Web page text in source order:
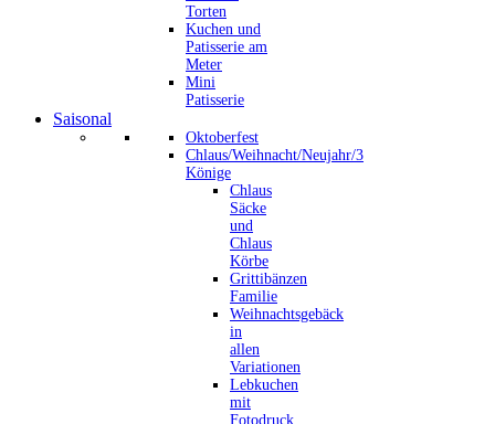
Torten
Kuchen und
Patisserie am
Meter
Mini
Patisserie
Saisonal
Oktoberfest
Chlaus/Weihnacht/Neujahr/3
Könige
Chlaus
Säcke
und
Chlaus
Körbe
Grittibänzen
Familie
Weihnachtsgebäck
in
allen
Variationen
Lebkuchen
mit
Fotodruck